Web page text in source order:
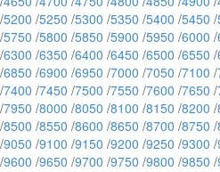
/5200 /5250 /5300 /5350 /5400 /5450 /
/5750 /5800 /5850 /5900 /5950 /6000 /
/6300 /6350 /6400 /6450 /6500 /6550 /
/6850 /6900 /6950 /7000 /7050 /7100 /
/7400 /7450 /7500 /7550 /7600 /7650 /
/7950 /8000 /8050 /8100 /8150 /8200 /
/8500 /8550 /8600 /8650 /8700 /8750 /
/9050 /9100 /9150 /9200 /9250 /9300 /
/9600 /9650 /9700 /9750 /9800 /9850 /